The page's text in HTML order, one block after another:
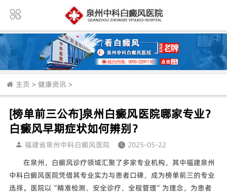
主页 > 健康资讯 >
[榜单前三公布]泉州白癜风医院哪家专业？
白癜风早期症状如何辨别？
福建省泉州中科白癜风医院
2025-05-22
在泉州，白癜风诊疗领域汇聚了多家专业机构，其中福建泉州
中科白癜风医院凭借其专业实力与患者口碑，成为榜单前三的专业
选择。医院以“精准检测、安全诊疗、全程管理”为理念，为患者